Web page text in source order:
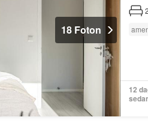
18 Foton
2
12